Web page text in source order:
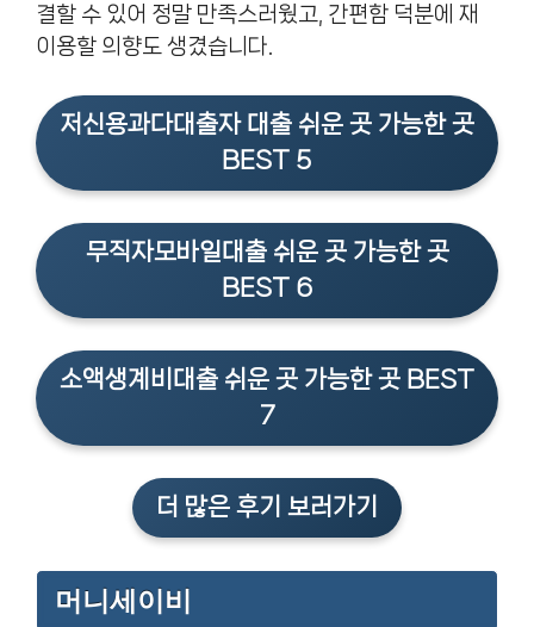
결할 수 있어 정말 만족스러웠고, 간편함 덕분에 재
이용할 의향도 생겼습니다.
저신용과다대출자 대출 쉬운 곳 가능한 곳
BEST 5
무직자모바일대출 쉬운 곳 가능한 곳
BEST 6
소액생계비대출 쉬운 곳 가능한 곳 BEST
7
더 많은 후기 보러가기
머니세이비